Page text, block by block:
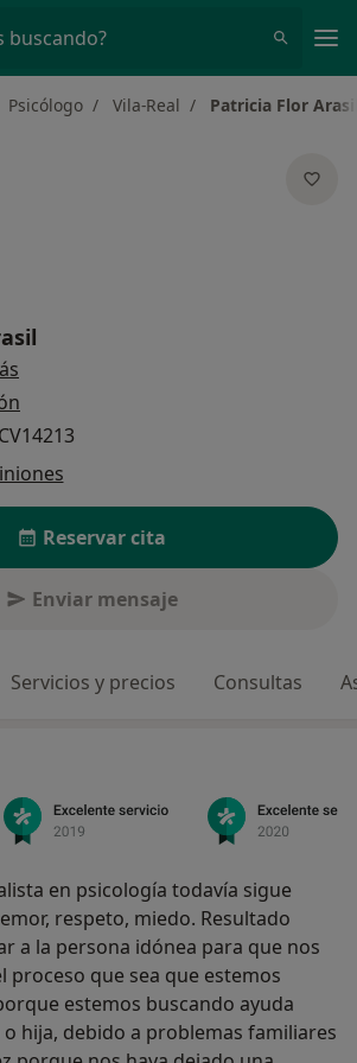
buscando?
Psicólogo Vila-Real Patricia Flor
Reservar cita
Enviar mensaje
Servicios y precios Consultas
en psicología todavía sigue
respeto, miedo. Resultado
a la persona idónea para que nos
proceso que sea que estemos
estemos buscando ayuda
hija, debido a problemas familiares